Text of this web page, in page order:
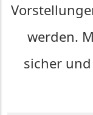
werden.
sicher